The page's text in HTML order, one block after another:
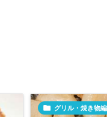
 グリル・焼き物編